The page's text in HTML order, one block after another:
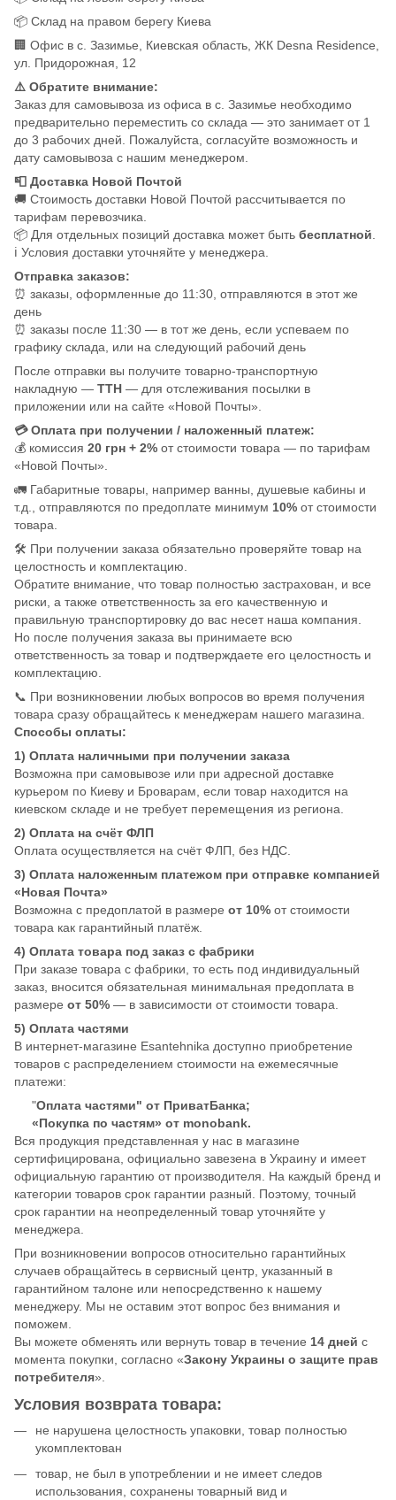
📦 Склад на правом берегу Киева
🏢 Офис в с. Зазимье, Киевская область, ЖК Desna Residence,
ул. Придорожная, 12
⚠️ Обратите внимание:
Заказ для самовывоза из офиса в с. Зазимье необходимо
предварительно переместить со склада — это занимает от 1
до 3 рабочих дней. Пожалуйста, согласуйте возможность и
дату самовывоза с нашим менеджером.
📮 Доставка Новой Почтой
🚚 Стоимость доставки Новой Почтой рассчитывается по
тарифам перевозчика.
📦 Для отдельных позиций доставка может быть бесплатной
ℹ️ Условия доставки уточняйте у менеджера.
Отправка заказов:
⏰ заказы, оформленные до 11:30, отправляются в этот же
день
⏰ заказы после 11:30 — в тот же день, если успеваем по
графику склада, или на следующий рабочий день
После отправки вы получите товарно-транспортную
накладную — ТТН — для отслеживания посылки в
приложении или на сайте «Новой Почты».
💳 Оплата при получении / наложенный платеж:
💰 комиссия 20 грн + 2% от стоимости товара — по тарифам
«Новой Почты».
🚛 Габаритные товары, например ванны, душевые кабины и
т.д., отправляются по предоплате минимум 10% от стоимости
товара.
🛠️ При получении заказа обязательно проверяйте товар на
целостность и комплектацию.
Обратите внимание, что товар полностью застрахован, и все
риски, а также ответственность за его качественную и
правильную транспортировку до вас несет наша компания.
Но после получения заказа вы принимаете всю
ответственность за товар и подтверждаете его целостность и
комплектацию.
📞 При возникновении любых вопросов во время получения
товара сразу обращайтесь к менеджерам нашего магазина.
Способы оплаты:
1) Оплата наличными при получении заказа
Возможна при самовывозе или при адресной доставке
курьером по Киеву и Броварам, если товар находится на
киевском складе и не требует перемещения из региона.
2) Оплата на счёт ФЛП
Оплата осуществляется на счёт ФЛП, без НДС.
3) Оплата наложенным платежом при отправке компанией
«Новая Почта»
Возможна с предоплатой в размере от 10% от стоимости
товара как гарантийный платёж.
4) Оплата товара под заказ с фабрики
При заказе товара с фабрики, то есть под индивидуальный
заказ, вносится обязательная минимальная предоплата в
размере от 50% — в зависимости от стоимости товара.
5) Оплата частями
В интернет-магазине Esantehnika доступно приобретение
товаров с распределением стоимости на ежемесячные
платежи:
"Оплата частями" от ПриватБанка;
«Покупка по частям» от monobank.
Вся продукция представленная у нас в магазине
сертифицирована, официально завезена в Украину и имеет
официальную гарантию от производителя. На каждый бренд и
категории товаров срок гарантии разный. Поэтому, точный
срок гарантии на неопределенный товар уточняйте у
менеджера.
При возникновении вопросов относительно гарантийных
случаев обращайтесь в сервисный центр, указанный в
гарантийном талоне или непосредственно к нашему
менеджеру. Мы не оставим этот вопрос без внимания и
поможем.
Вы можете обменять или вернуть товар в течение 14 дней с
момента покупки, согласно «Закону Украины о защите прав
потребителя».
Условия возврата товара:
не нарушена целостность упаковки, товар полностью
укомплектован
товар, не был в употреблении и не имеет следов
использования, сохранены товарный вид и